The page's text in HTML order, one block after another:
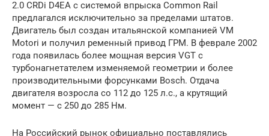
2.0 CRDi D4EA с системой впрыска Common Rail
предлагался исключительно за пределами штатов.
Двигатель был создан итальянской компанией VM
Motori и получил ременный привод ГРМ. В феврале 2002
года появилась более мощная версия VGT с
турбонагнетателем изменяемой геометрии и более
производительными форсунками Bosch. Отдача
двигателя возросла со 112 до 125 л.с., а крутящий
момент — с 250 до 285 Нм.
На Российский рынок официально поставлялись